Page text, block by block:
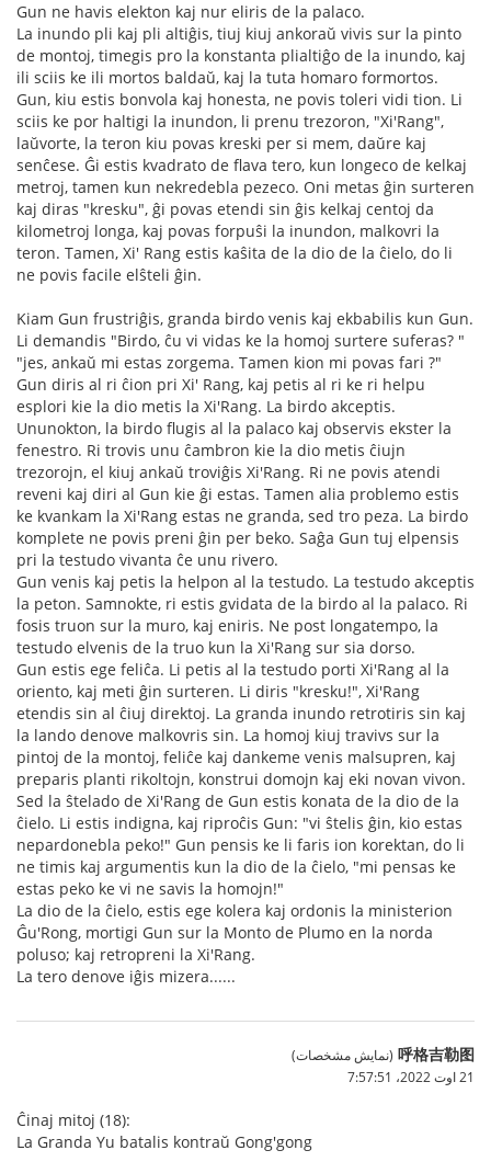
Gun ne havis elekton kaj nur eliris de la palaco.
La inundo pli kaj pli altiĝis, tiuj kiuj ankoraŭ vivis sur la pinto
de montoj, timegis pro la konstanta plialtiĝo de la inundo, kaj
ili sciis ke ili mortos baldaŭ, kaj la tuta homaro formortos.
Gun, kiu estis bonvola kaj honesta, ne povis toleri vidi tion. Li
sciis ke por haltigi la inundon, li prenu trezoron, "Xi'Rang",
laŭvorte, la teron kiu povas kreski per si mem, daŭre kaj
senĉese. Ĝi estis kvadrato de flava tero, kun longeco de kelkaj
metroj, tamen kun nekredebla pezeco. Oni metas ĝin surteren
kaj diras "kresku", ĝi povas etendi sin ĝis kelkaj centoj da
kilometroj longa, kaj povas forpuŝi la inundon, malkovri la
teron. Tamen, Xi' Rang estis kaŝita de la dio de la ĉielo, do li
ne povis facile elŝteli ĝin.
Kiam Gun frustriĝis, granda birdo venis kaj ekbabilis kun Gun.
Li demandis "Birdo, ĉu vi vidas ke la homoj surtere suferas? "
"jes, ankaŭ mi estas zorgema. Tamen kion mi povas fari ?"
Gun diris al ri ĉion pri Xi' Rang, kaj petis al ri ke ri helpu
esplori kie la dio metis la Xi'Rang. La birdo akceptis.
Ununokton, la birdo flugis al la palaco kaj observis ekster la
fenestro. Ri trovis unu ĉambron kie la dio metis ĉiujn
trezorojn, el kiuj ankaŭ troviĝis Xi'Rang. Ri ne povis atendi
reveni kaj diri al Gun kie ĝi estas. Tamen alia problemo estis
ke kvankam la Xi'Rang estas ne granda, sed tro peza. La birdo
komplete ne povis preni ĝin per beko. Saĝa Gun tuj elpensis
pri la testudo vivanta ĉe unu rivero.
Gun venis kaj petis la helpon al la testudo. La testudo akceptis
la peton. Samnokte, ri estis gvidata de la birdo al la palaco. Ri
fosis truon sur la muro, kaj eniris. Ne post longatempo, la
testudo elvenis de la truo kun la Xi'Rang sur sia dorso.
Gun estis ege feliĉa. Li petis al la testudo porti Xi'Rang al la
oriento, kaj meti ĝin surteren. Li diris "kresku!", Xi'Rang
etendis sin al ĉiuj direktoj. La granda inundo retrotiris sin kaj
la lando denove malkovris sin. La homoj kiuj travivs sur la
pintoj de la montoj, feliĉe kaj dankeme venis malsupren, kaj
preparis planti rikoltojn, konstrui domojn kaj eki novan vivon.
Sed la ŝtelado de Xi'Rang de Gun estis konata de la dio de la
ĉielo. Li estis indigna, kaj riproĉis Gun: "vi ŝtelis ĝin, kio estas
nepardonebla peko!" Gun pensis ke li faris ion korektan, do li
ne timis kaj argumentis kun la dio de la ĉielo, "mi pensas ke
estas peko ke vi ne savis la homojn!"
La dio de la ĉielo, estis ege kolera kaj ordonis la ministerion
Ĝu'Rong, mortigi Gun sur la Monto de Plumo en la norda
poluso; kaj retropreni la Xi'Rang.
La tero denove iĝis mizera......
呼格吉勒图 (نمایش مشخصات)
21 اوت 2022،‏ 7:57:51
Ĉinaj mitoj (18):
La Granda Yu batalis kontraŭ Gong'gong